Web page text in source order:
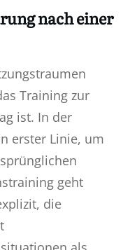
nach einer
Training zur
ist. In der
erster Linie, um
geht
die